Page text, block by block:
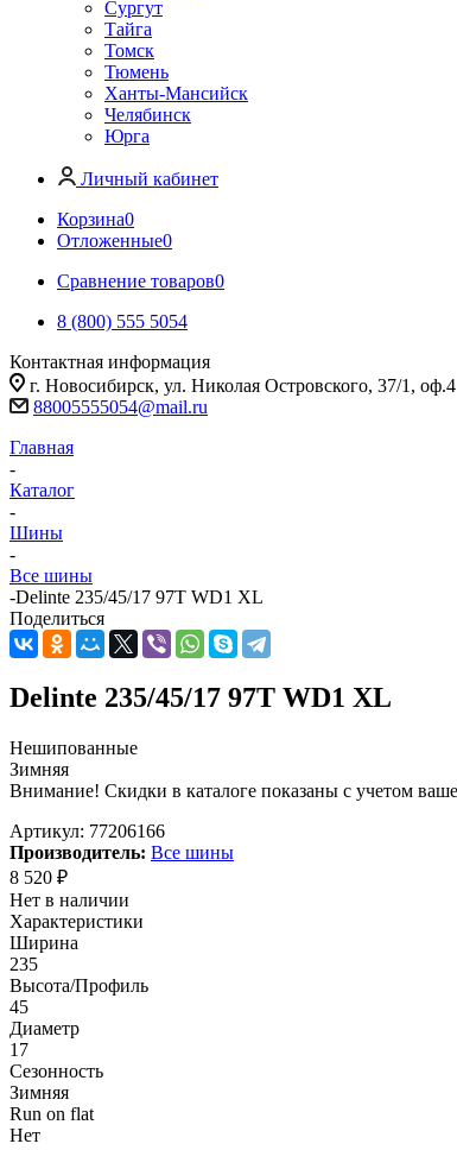
Сургут
Тайга
Томск
Тюмень
Ханты-Мансийск
Челябинск
Юрга
Личный кабинет
Корзина0
Отложенные0
Сравнение товаров0
8 (800) 555 5054
Контактная информация
г. Новосибирск, ул. Николая Островского, 37/1, оф.4
88005555054@mail.ru
Главная
-
Каталог
-
Шины
-
Все шины
-Delinte 235/45/17 97T WD1 XL
Поделиться
Delinte 235/45/17 97T WD1 XL
Нешипованные
Зимняя
Внимание! Скидки в каталоге показаны с учетом
Артикул: 77206166
Производитель: Все шины
8 520 ₽
Нет в наличии
Характеристики
Ширина
235
Высота/Профиль
45
Диаметр
17
Сезонность
Зимняя
Run on flat
Нет